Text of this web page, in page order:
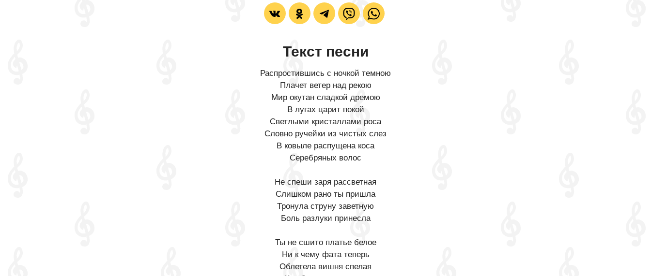
Текст песни
Распростившись с ночкой темною
Плачет ветер над рекою
Мир окутан сладкой дремою
В лугах царит покой
Светлыми кристаллами роса
Словно ручейки из чистых слез
В ковыле распущена коса
Серебряных волос
Не спеши заря рассветная
Слишком рано ты пришла
Тронула струну заветную
Боль разлуки принесла
Ты не сшито платье белое
Ни к чему фата теперь
Облетела вишня спелая